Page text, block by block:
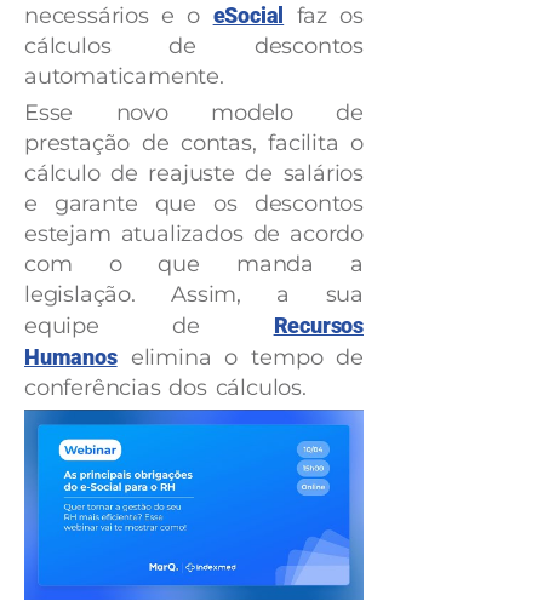
necessários e o eSocial
faz os
cálculos de descontos
automaticamente.
Esse novo modelo de
prestação de contas, facilita o
cálculo de reajuste de salários
e garante que os descontos
estejam atualizados de acordo
com o que manda a
legislação. Assim, a sua
equipe de Recursos
Humanoselimina o tempo de
conferências dos cálculos.